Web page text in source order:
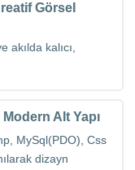
Görsel
kalıcı,
Alt Yapı
MySql(PDO), Css
dizayn